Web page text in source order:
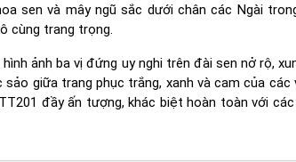
sen và mây ngũ sắc dưới chân các Ngài
cùng trang trọng.
ảnh ba vị đứng uy nghi trên đài sen nở rộ,
giữa trang phục trắng, xanh và cam của các
đầy ấn tượng, khác biệt hoàn toàn với